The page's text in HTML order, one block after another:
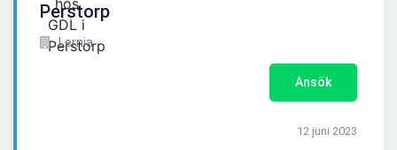
Perstorp
Lernia
Ansök
12 juni 2023